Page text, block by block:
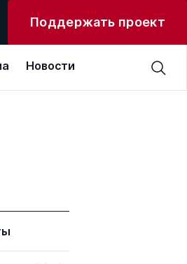
Поддержать проект
Новости